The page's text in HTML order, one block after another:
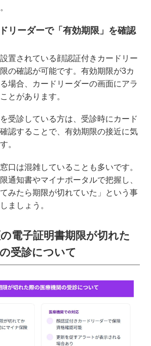
リーダーで「有効期限」を確認
置されている顔認証付きカードリー
の確認が可能です。有効期限が3カ
場合、カードリーダーの画面にアラ
とがあります。
受診している方は、受診時にカード
認することで、有効期限の接近に気
。
口は混雑していることも多いです。
通知書やマイナポータルで把握し、
てみたら期限が切れていた」という事
ましょう。
電子証明書期限が切れた
受診について